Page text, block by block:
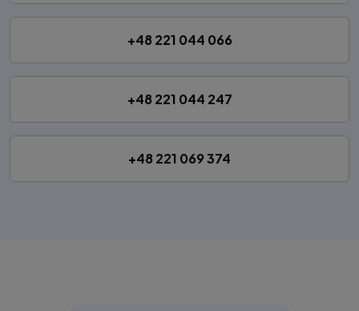
+48 221 044 066
+48 221 044 247
+48 221 069 374